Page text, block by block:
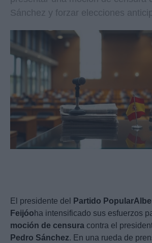
Sánchez y forzar elecciones
El presidente del Partido Popular
Feijóo ha intensificado sus esfuerzos
moción de censura contra el
Pedro Sánchez. En una rueda de